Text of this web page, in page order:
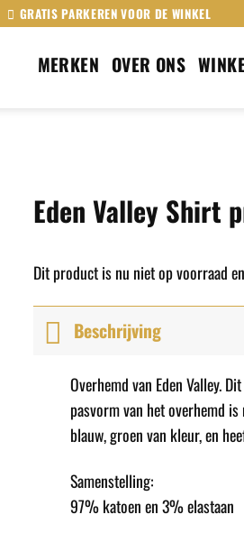
GRATIS PARKEREN VOOR DE WINKEL
MERKEN OVER ONS
Eden Valley Shirt
Dit product is nu niet op voorraad
Beschrijving
Overhemd van Eden Valley.
pasvorm van het overhemd
blauw, groen van kleur, en
Samenstelling:
97% katoen en 3% elastaan